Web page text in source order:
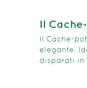
Il
Il Cache-
elegante.
disparati in